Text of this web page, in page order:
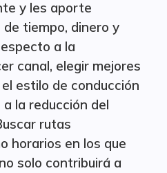
y les aporte
tiempo, dinero y
a la
canal, elegir mejores
estilo de conducción
la reducción del
rutas
horarios en los que
solo contribuirá a